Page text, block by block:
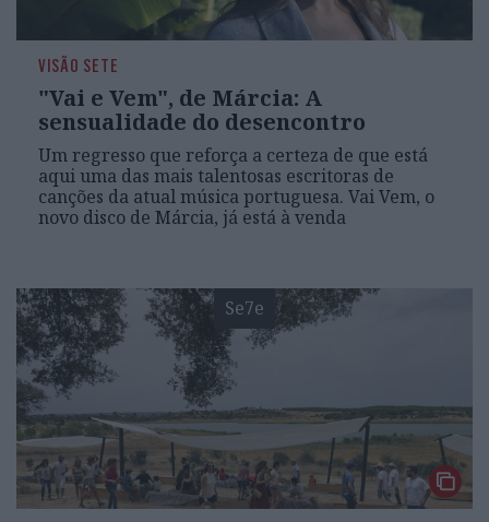
VISÃO SETE
"Vai e Vem", de Márcia: A
sensualidade do desencontro
Um regresso que reforça a certeza de que está
aqui uma das mais talentosas escritoras de
canções da atual música portuguesa. Vai Vem, o
novo disco de Márcia, já está à venda
Se7e